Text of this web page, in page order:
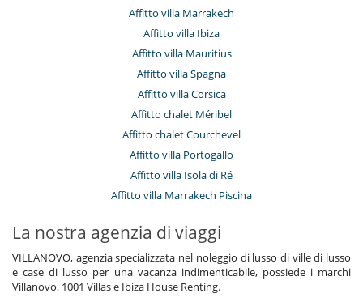
Affitto villa Marrakech
Affitto villa Ibiza
Affitto villa Mauritius
Affitto villa Spagna
Affitto villa Corsica
Affitto chalet Méribel
Affitto chalet Courchevel
Affitto villa Portogallo
Affitto villa Isola di Ré
Affitto villa Marrakech Piscina
La nostra agenzia di viaggi
VILLANOVO, agenzia specializzata nel noleggio di lusso di ville di lusso
e case di lusso per una vacanza indimenticabile, possiede i marchi
Villanovo, 1001 Villas e Ibiza House Renting.